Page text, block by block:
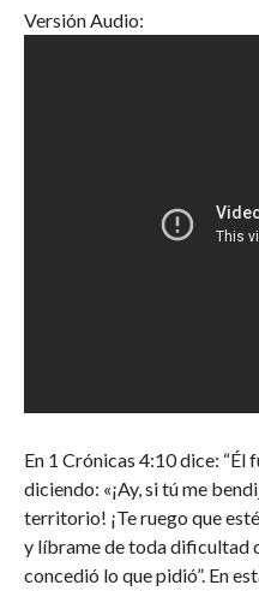
Versión Audio:
En 1 Crónicas 4:10 dice: “Él
diciendo: «¡Ay, si tú me
territorio! ¡Te ruego que
y líbrame de toda dificultad
concedió lo que pidió”. En